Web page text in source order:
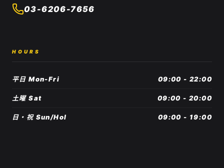
03-6206-7656
HOURS
平日 Mon-Fri 09:00 - 22:00
土曜 Sat 09:00 - 20:00
日・祝 Sun/Hol 09:00 - 19:00